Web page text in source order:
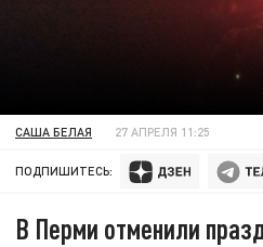
САША БЕЛАЯ 27 АПРЕЛЯ 11:25
ПОДПИШИТЕСЬ:
В Перми отменили